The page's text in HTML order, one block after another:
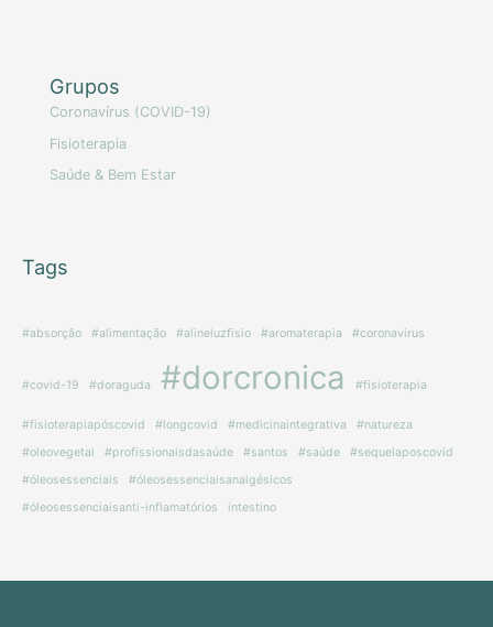
Grupos
Coronavírus (COVID-19)
Fisioterapia
Saúde & Bem Estar
Tags
#absorção #alimentação #alineluzfisio #aromaterapia #coronavirus
#covid-19 #doraguda #dorcronica #fisioterapia
#fisioterapiapóscovid #longcovid #medicinaintegrativa
#natureza
#oleovegetal
#profissionaisdasaúde #santos #saúde
#sequelaposcovid
#óleosessenciais
#óleosessenciaisanalgésicos
#óleosessenciaisanti-inflamatórios
intestino